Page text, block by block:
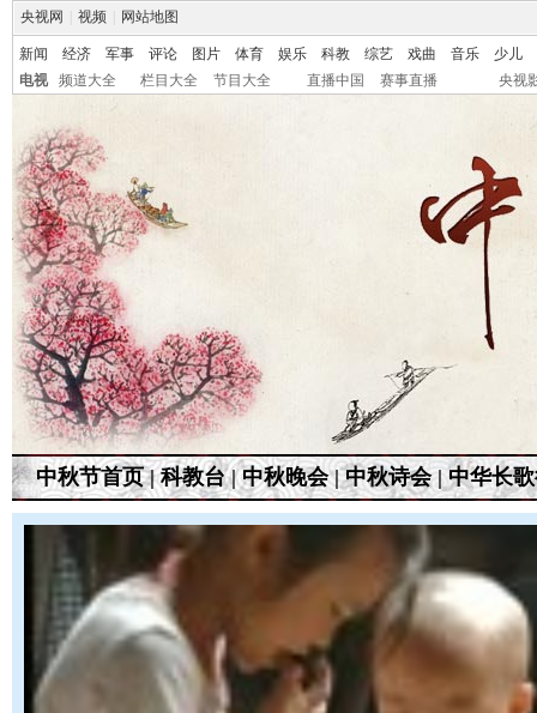
央视网 视频 网站地图
新闻 经济 军事 评论 图片 体育 娱乐 科教 综艺 戏曲 音乐
少儿
电视
频道大全 栏目大全 节目大全 直播中国 赛事直播 央视
中秋节首页|科教台|中秋晚会|中秋诗会|中华长